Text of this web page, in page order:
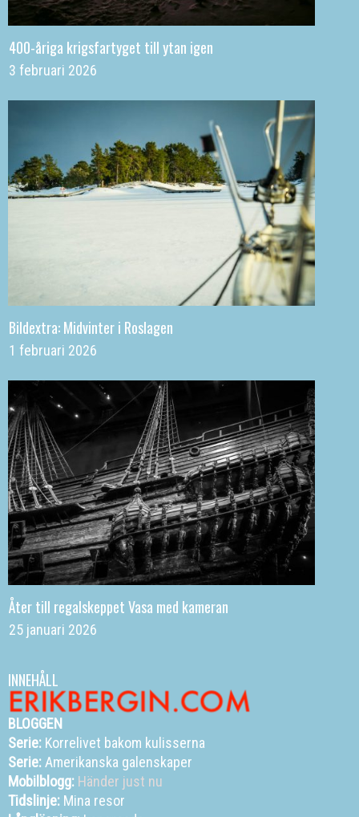
400-åriga krigsfartyget till ytan igen
3 februari 2026
Bildextra: Midvinter i Roslagen
1 februari 2026
Åter till regalskeppet Vasa med kameran
25 januari 2026
INNEHÅLL
BLOGGEN
Serie: Korrelivet bakom kulisserna
Serie:Amerikanska galenskaper
Mobilblogg: Händer just nu
Tidslinje: Mina resor